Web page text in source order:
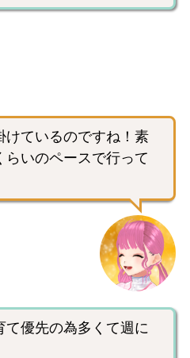
けているのですね！素
いのペースで行って
て優先の為多くて週に